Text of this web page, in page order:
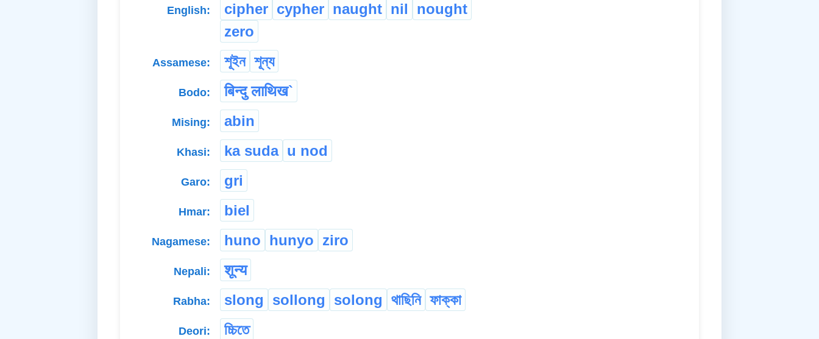
English: cipher cypher naught nil
nought
zero
Assamese: শূইন শূন্য
Bodo: बिन्दु लाथिख`
Mising: abin
Khasi: ka suda u nod
Garo: gri
Hmar: biel
Nagamese: huno hunyo ziro
Nepali: शून्य
Rabha: slong sollong solong থাছিনি ফাক্কা
Deori: চ্চিতে